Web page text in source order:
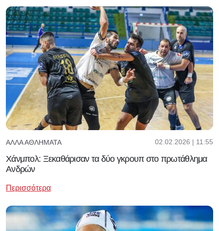
ΆΛΛΑ ΑΘΛΉΜΑΤΑ 02.02.2026 | 11:55
Χάνμπολ: Ξεκαθάρισαν τα δύο γκρουπ στο πρωτάθλημα
Ανδρών
Περισσότερα